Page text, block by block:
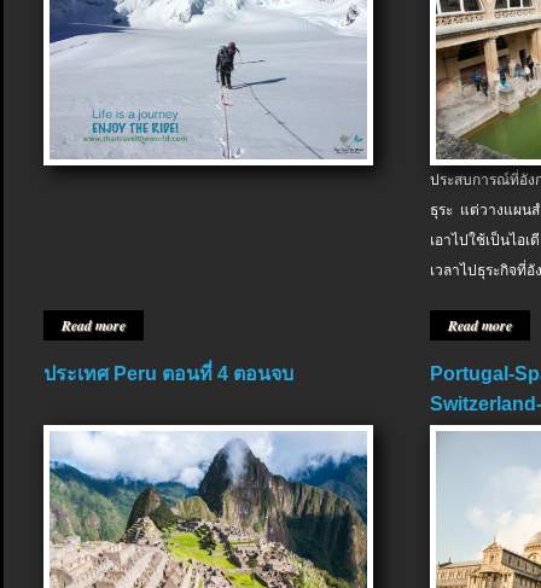
Read more
ประสบการณ์ที่อัง
ธุระ แต่วางแผน
เอาไปใช้เป็นไอ
เวลาไปธุระกิจที่อั
Read more
ประเทศ Peru ตอนที่ 4 ตอนจบ
Portugal-